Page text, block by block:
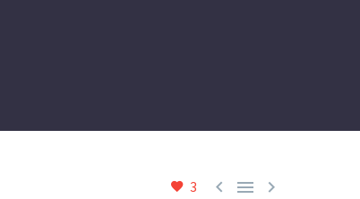
3   